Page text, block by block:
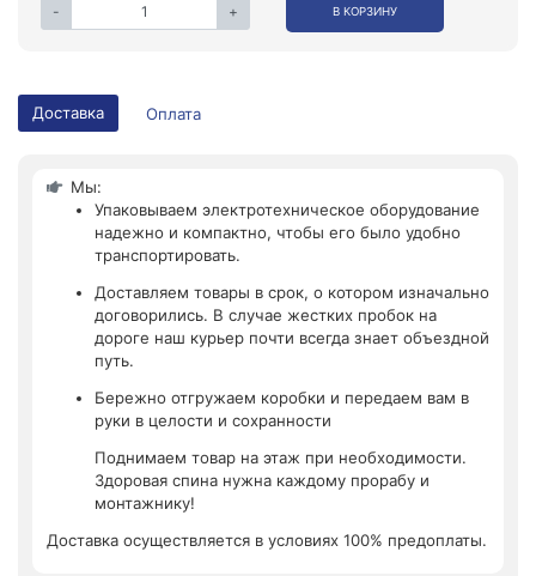
- + В КОРЗИНУ
Доставка Оплата
Мы:
Упаковываем электротехническое оборудование
надежно и компактно, чтобы его было удобно
транспортировать.
Доставляем товары в срок, о котором изначально
договорились. В случае жестких пробок на
дороге наш курьер почти всегда знает объездной
путь.
Бережно отгружаем коробки и передаем вам в
руки в целости и сохранности
Поднимаем товар на этаж при необходимости.
Здоровая спина нужна каждому прорабу и
монтажнику!
Доставка осуществляется в условиях 100% предоплаты.